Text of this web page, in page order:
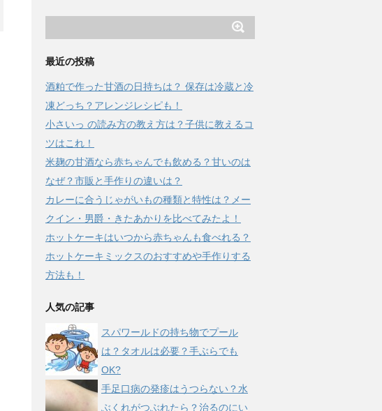
最近の投稿
酒粕で作った甘酒の日持ちは？ 保存は冷蔵と冷
凍どっち？アレンジレシピも！
小さいっ の読み方の教え方は？子供に教えるコ
ツはこれ！
米麹の甘酒なら赤ちゃんでも飲める？甘いのは
なぜ？市販と手作りの違いは？
カレーに合うじゃがいもの種類と特性は？メー
クイン・男爵・きたあかりを比べてみたよ！
ホットケーキはいつから赤ちゃんも食べれる？
ホットケーキミックスのおすすめや手作りする
方法も！
人気の記事
スパワールドの持ち物でプール
は？タオルは必要？手ぶらでも
OK?
手足口病の発疹はうつらない？水
ぶくれがつぶれたら？治るのにい